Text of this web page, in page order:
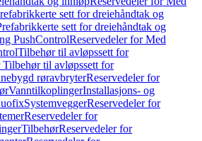
sett for dreiehåndtak og
sett for dreiehåndtak og
PushControlReservedeler for Med
Tilbehør til avløpssett for
Tilbehør til avløpssett for
røravbryterReservedeler for
VanntilkoplingerInstallasjons- og
SystemveggerReservedeler for
Reservedeler for
TilbehørReservedeler for